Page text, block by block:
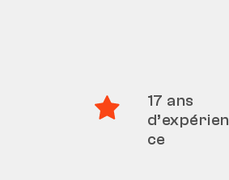
17 ans
d’expérien
ce